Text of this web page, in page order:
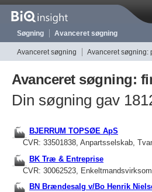
Søgning Avanceret søgning
Avanceret søgning Avanceret søgning:
Avanceret søgning:
Din søgning gav
BJERRUM TOPSØE ApS
CVR: 33501838, Anpartsselskab,
BK Træ & Entreprise
CVR: 30062523,
BN Brændesalg v/Bo Henrik